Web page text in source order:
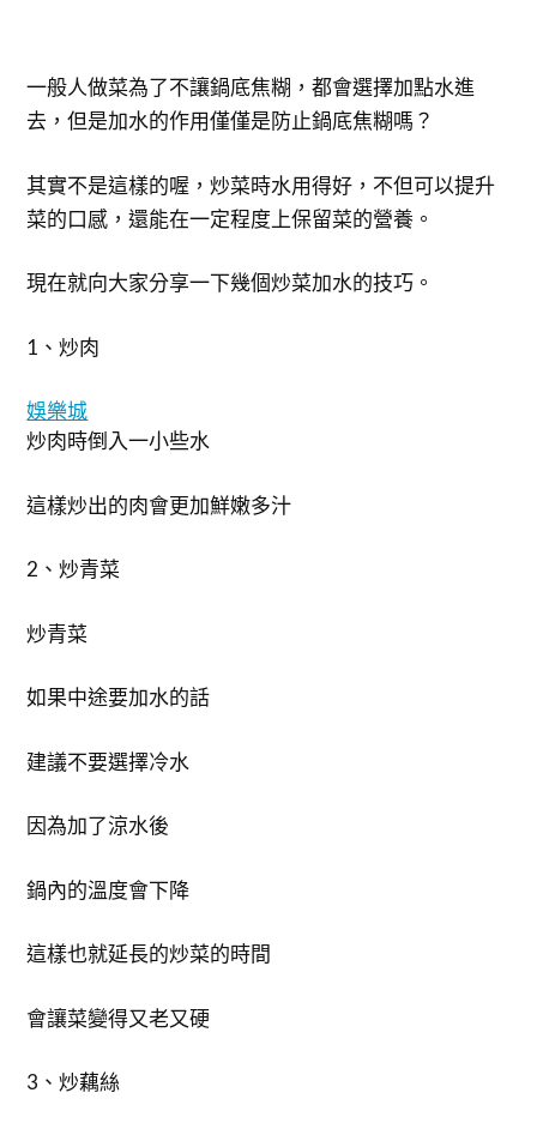
一般人做菜為了不讓鍋底焦糊，都會選擇加點水進
去，但是加水的作用僅僅是防止鍋底焦糊嗎？
其實不是這樣的喔，炒菜時水用得好，不但可以提升
菜的口感，還能在一定程度上保留菜的營養。
現在就向大家分享一下幾個炒菜加水的技巧。
1、炒肉
娛樂城
炒肉時倒入一小些水
這樣炒出的肉會更加鮮嫩多汁
2、炒青菜
炒青菜
如果中途要加水的話
建議不要選擇冷水
因為加了涼水後
鍋內的溫度會下降
這樣也就延長的炒菜的時間
會讓菜變得又老又硬
3、炒藕絲